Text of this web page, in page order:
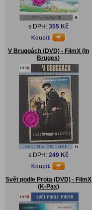
s DPH: 355 Kč
V Bruggách (DVD) - FilmX (In
Bruges)
s DPH: 249 Kč
Svět podle Prota (DVD) - FilmX
(K-Pax)